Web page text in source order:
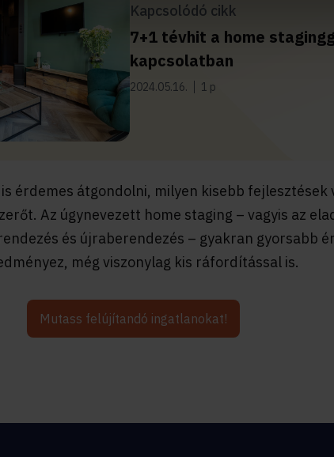
Kapcsolódó cikk
7+1 tévhit a home
kapcsolatban
2024.05.16. 1 p
érdemes átgondolni, milyen kisebb fejlesztések
Az úgynevezett home staging – vagyis az
és újraberendezés – gyakran gyorsabb
még viszonylag kis ráfordítással is.
Mutass felújítandó ingatlanokat!